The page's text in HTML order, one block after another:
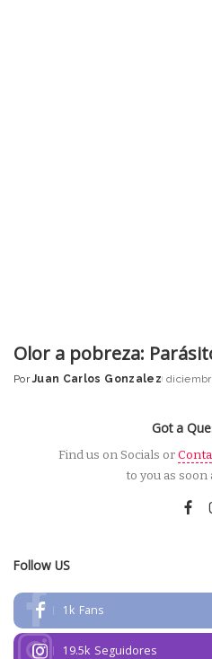
Olor a pobreza:
Posted
Por Juan Carlos Gonzalez
Got a
Find us on Socials or
to you as soon
Follow US
1k Fans
19.5k Seguidores